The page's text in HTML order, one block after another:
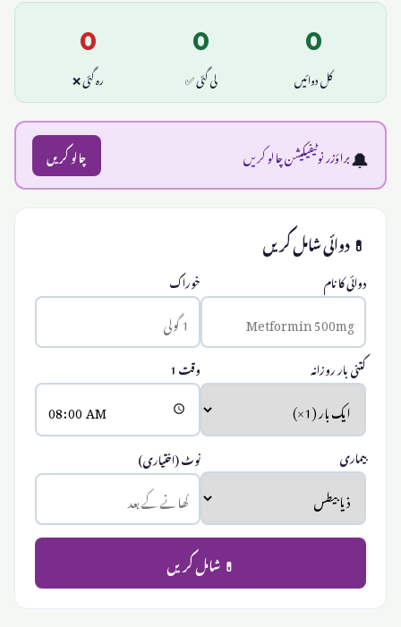
0
کل دوائیں
0
لی گئی ✅
0
رہ گئی ❌
🔔براؤزر نوٹیفیکیشن چالو کریں چالو کریں
💊 دوائی شامل کریں
دوائی کا نام خوراک
کتنی بار روزانہ وقت 1
بیماری نوٹ (اختیاری)
💊 شامل کریں